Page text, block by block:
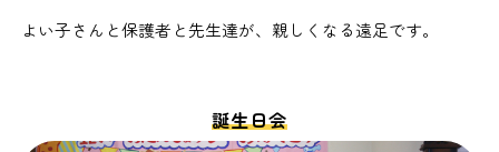
よい子さんと保護者と先生達が、親しくなる遠足です。
誕生日会